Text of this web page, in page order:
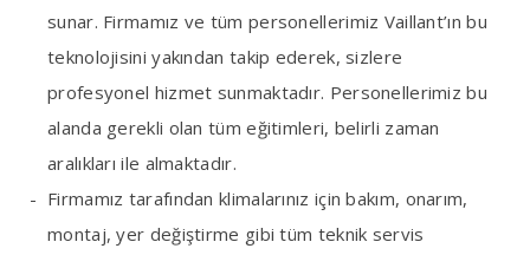
sunar. Firmamız ve tüm personellerimiz Vaillant’ın bu
teknolojisini yakından takip ederek, sizlere
profesyonel hizmet sunmaktadır. Personellerimiz bu
alanda gerekli olan tüm eğitimleri, belirli zaman
aralıkları ile almaktadır.
Firmamız tarafından klimalarınız için bakım, onarım,
montaj, yer değiştirme gibi tüm teknik servis